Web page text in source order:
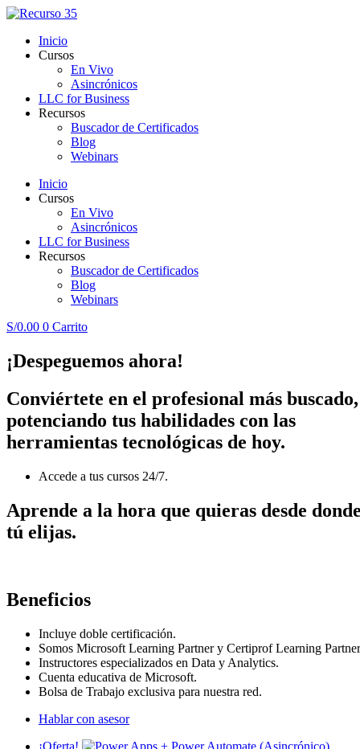
Inicio
Cursos
En Vivo
Asincrónicos
LLC for Business
Recursos
Buscador de Certificados
Blog
Webinars
Inicio
Cursos
En Vivo
Asincrónicos
LLC for Business
Recursos
Buscador de Certificados
Blog
Webinars
S/0.00 0 Carrito
¡Despeguemos ahora!
Conviértete en el profesional más buscado,
potenciando tus habilidades con las
herramientas tecnológicas de hoy.
Accede a tus cursos 24/7.
Aprende a la hora que quieras desde
tú elijas.
Beneficios
Incluye doble certificación.
Somos Microsoft Learning Partner y Certiprof Learning
Instructores especializados en Data y Analytics.
Cuenta educativa de Microsoft.
Bolsa de Trabajo exclusiva para nuestra red.
Hablar con asesor